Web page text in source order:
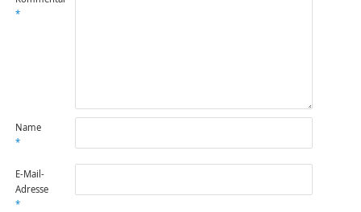
*
Name
*
E-Mail-
Adresse
*